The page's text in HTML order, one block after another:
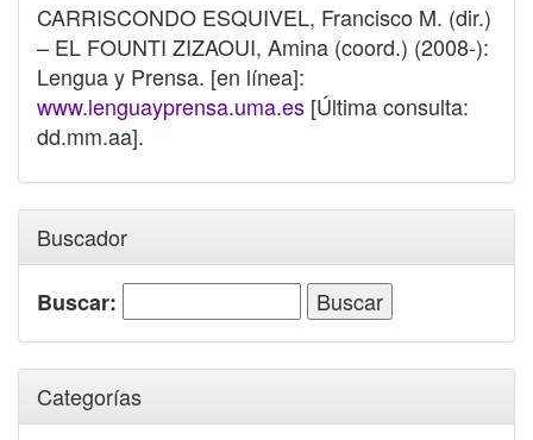
CARRISCONDO ESQUIVEL, Francisco M. (dir.)
– EL FOUNTI ZIZAOUI, Amina (coord.) (2008-):
Lengua y Prensa. [en línea]:
www.lenguayprensa.uma.es [Última consulta:
dd.mm.aa].
Buscador
Buscar:
Categorías